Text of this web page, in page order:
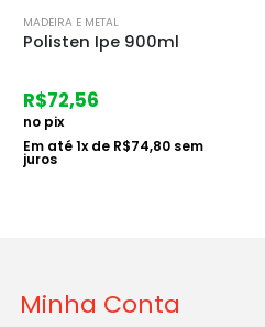
MADEIRA E METAL
Polisten Ipe 900ml
R$72,56
no pix
Em até1x de R$74,80 sem
juros
Minha Conta